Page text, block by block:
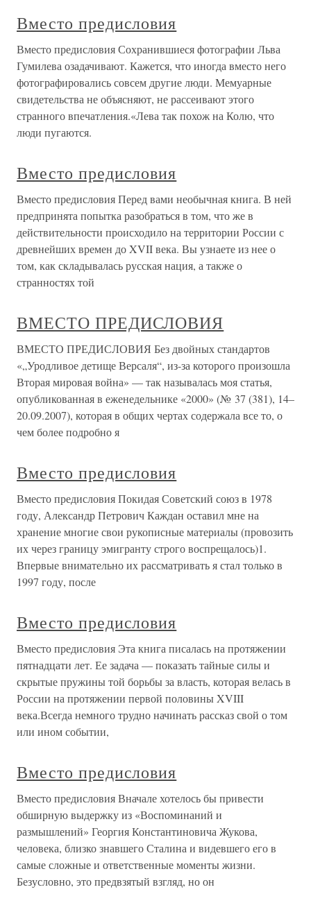
Вместо предисловия
Вместо предисловия Сохранившиеся фотографии Льва
Гумилева озадачивают. Кажется, что иногда вместо него
фотографировались совсем другие люди. Мемуарные
свидетельства не объясняют, не рассеивают этого
странного впечатления.«Лева так похож на Колю, что
люди пугаются.
Вместо предисловия
Вместо предисловия Перед вами необычная книга. В ней
предпринята попытка разобраться в том, что же в
действительности происходило на территории России с
древнейших времен до XVII века. Вы узнаете из нее о
том, как складывалась русская нация, а также о
странностях той
ВМЕСТО ПРЕДИСЛОВИЯ
ВМЕСТО ПРЕДИСЛОВИЯ Без двойных стандартов
«„Уродливое детище Версаля“, из-за которого произошла
Вторая мировая война» — так называлась моя статья,
опубликованная в еженедельнике «2000» (№ 37 (381), 14–
20.09.2007), которая в общих чертах содержала все то, о
чем более подробно я
Вместо предисловия
Вместо предисловия Покидая Советский союз в 1978
году, Александр Петрович Каждан оставил мне на
хранение многие свои рукописные материалы (провозить
их через границу эмигранту строго воспрещалось)1.
Впервые внимательно их рассматривать я стал только в
1997 году, после
Вместо предисловия
Вместо предисловия Эта книга писалась на протяжении
пятнадцати лет. Ее задача — показать тайные силы и
скрытые пружины той борьбы за власть, которая велась в
России на протяжении первой половины XVIII
века.Всегда немного трудно начинать рассказ свой о том
или ином событии,
Вместо предисловия
Вместо предисловия Вначале хотелось бы привести
обширную выдержку из «Воспоминаний и
размышлений» Георгия Константиновича Жукова,
человека, близко знавшего Сталина и видевшего его в
самые сложные и ответственные моменты жизни.
Безусловно, это предвзятый взгляд, но он